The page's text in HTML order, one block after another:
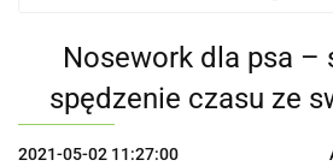
Nosework dla psa –
spędzenie czasu ze
2021-05-02 11:27:00